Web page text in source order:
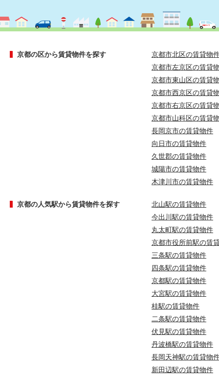
京都の区から賃貸物件を探す
京都市北区の賃貸物
京都市左京区の賃貸
京都市東山区の賃貸
京都市西京区の賃貸
京都市右京区の賃貸
京都市山科区の賃貸
長岡京市の賃貸物件
向日市の賃貸物件
久世郡の賃貸物件
城陽市の賃貸物件
木津川市の賃貸物件
京都の人気駅から賃貸物件を探す
北山駅の賃貸物件
今出川駅の賃貸物件
丸太町駅の賃貸物件
京都市役所前駅の賃
三条駅の賃貸物件
四条駅の賃貸物件
京都駅の賃貸物件
大宮駅の賃貸物件
桂駅の賃貸物件
二条駅の賃貸物件
伏見駅の賃貸物件
丹波橋駅の賃貸物件
長岡天神駅の賃貸物
新田辺駅の賃貸物件